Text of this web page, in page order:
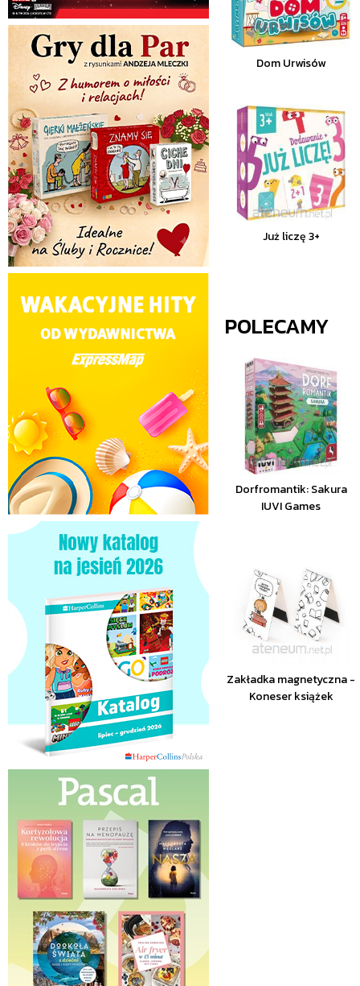
Dom Urwisów
Już liczę 3+
POLECAMY
Dorfromantik: Sakura
IUVI Games
Zakładka magnetyczna -
Koneser książek